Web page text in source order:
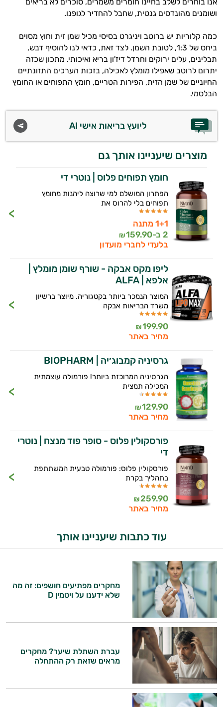
ושומנים מהונדסים גנטית, שחבל להחדיר לגופנו.
כמה קלוריות יש ברוטב ויניגרט בסיסי מכיל שמן זית וחוץ מסוים
ביחס של 1:3, לטובת השמן. לצד זאת, כדאי לנו להוסיף דבש,
תבלינים, עלים ירוקים וחרדל דיז'ון בריא ואיכותי. מתכון שכזה
יתרום לרוטב שאפילו מומלץ לאכילה, בזכות הערכים התזונתיים
החיוניים של שמן הזית, הפירות הטריים, חומץ התפוחים או החומץ
הבלסמי.
ליועץ בריאות אישי AI
מוצרים שיעניינו אותך גם
חומץ תפוחים פלוס | נוטרי די
הפתרון המושלם למי שרוצה ליהנות מחומץ
תפוחים בלי להרוס את
1+1 מתנה
2 ב-
159.90
₪
בלעדי לחברי מועדון
ליפו מקס אבקה - שורף שומן מומלץ |
אלפא | ALFA
המוצר הנמכר ביותר בקטגוריה. מיוצר ברשיון
משרד הבריאות אבקה
199.90
₪
מחיר באתר
גרסיניה קמבוג׳יה | BIOPHARM
הגרסיניה המרוכזת ביותר! פורמולה עוצמתית
המכילה תמצית
129.90
₪
מחיר באתר
פורסקולין פלוס - סופר פוד מנצח | נוטרי
די
פורסקולין פלוס: פורמולה טבעית המשתתפת
בתהליך בקרת
259.90
₪
מחיר באתר
עוד כתבות שיעניינו אותך
מחקרים מפתיעים חושפים: זה מה
שלא ידענו על ויטמין D
עברת השתלת שיער? מחקרים
מראים שזאת רק ההתחלה
היי,
אני יועץ הבריאות האישי AI של טבע בריא.
ותזונת הספורט.
ולמצב הגופני שלך, ולהסביר לך אילו רכיבים
יום וגם בתחום הכושר והספורט.
המטרה שלי היא להתאים עבורך המלצות
אישיות מבוססות מדעית.
זה הזמן להתחיל. איך אוכל לעזור?